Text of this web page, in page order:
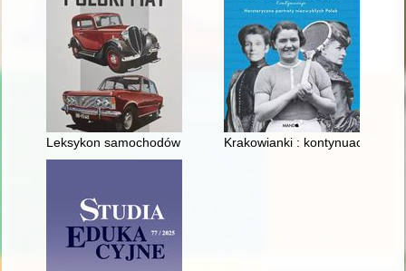
Leksykon samochodów : Polski FiatKrakowianki : kontynuacja :